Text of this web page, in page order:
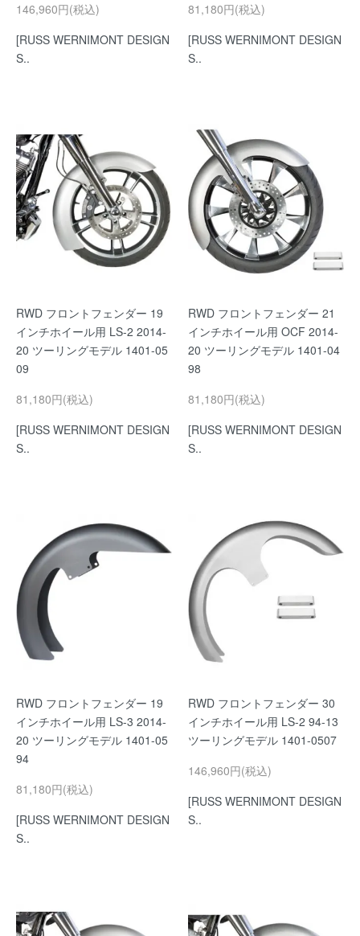
146,960円(税込)
[RUSS WERNIMONT DESIGN
S..
81,180円(税込)
[RUSS WERNIMONT DESIGN
S..
RWD フロントフェンダー 19
インチホイール用 LS-2 2014-
20 ツーリングモデル 1401-05
09
81,180円(税込)
[RUSS WERNIMONT DESIGN
S..
RWD フロントフェンダー 21
インチホイール用 OCF 2014-
20 ツーリングモデル 1401-04
98
81,180円(税込)
[RUSS WERNIMONT DESIGN
S..
RWD フロントフェンダー 19
インチホイール用 LS-3 2014-
20 ツーリングモデル 1401-05
94
81,180円(税込)
[RUSS WERNIMONT DESIGN
S..
RWD フロントフェンダー 30
インチホイール用 LS-2 94-13
ツーリングモデル 1401-0507
146,960円(税込)
[RUSS WERNIMONT DESIGN
S..